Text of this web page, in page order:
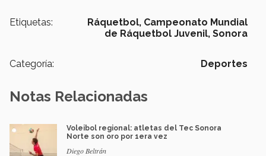
Etiquetas: Ráquetbol, Campeonato Mundial
de Ráquetbol Juvenil, Sonora
Categoría: Deportes
Notas Relacionadas
Voleibol regional: atletas del Tec Sonora
Norte son oro por 1era vez
Diego Beltrán